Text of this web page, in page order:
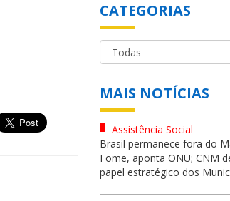
CATEGORIAS
MAIS NOTÍCIAS
Assistência Social
Brasil permanece fora do
Fome, aponta ONU; CNM
papel estratégico dos